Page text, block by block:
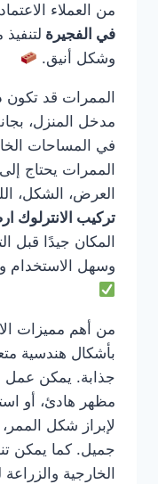
من العملاء
في الفجيرة
وشكل أنيق.
الممرات قد تكون
مدخل المنزل،
في المساحات
الممرات يحتاج
العرض، الشكل،
تركيب الانترلوك
المكان جيدًا قبل
وسهل الاستخدام
من أهم مميزات
بأشكال هندسية
جذابة. يمكن
مظهر هادئ، أو
لإبراز شكل
جميل. كما يمكن
الخارجية